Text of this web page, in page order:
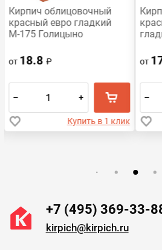
Кирпич облицовочный
красный евро гладкий
М-175 Голицыно
от18.8₽
– +
Купить в 1 клик
от
–
+7 (495) 369-33-
kirpich@kirpich.ru